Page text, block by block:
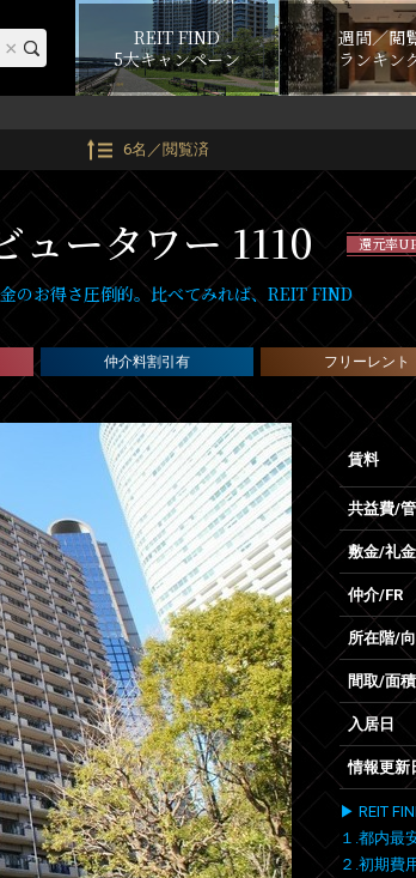
REIT FIND
5大キャンペーン
週間／閲
ランキン
6名／閲覧済
ュータワー 1110 還元率
のお得さ圧倒的。比べてみれば、REIT FIND
仲介料割引有 フリーレント
賃料
共益費/
敷金/礼金
仲介/FR
所在階/
間取/面積
入居日
情報更新
▶ REIT
１.都内最
２.初期費